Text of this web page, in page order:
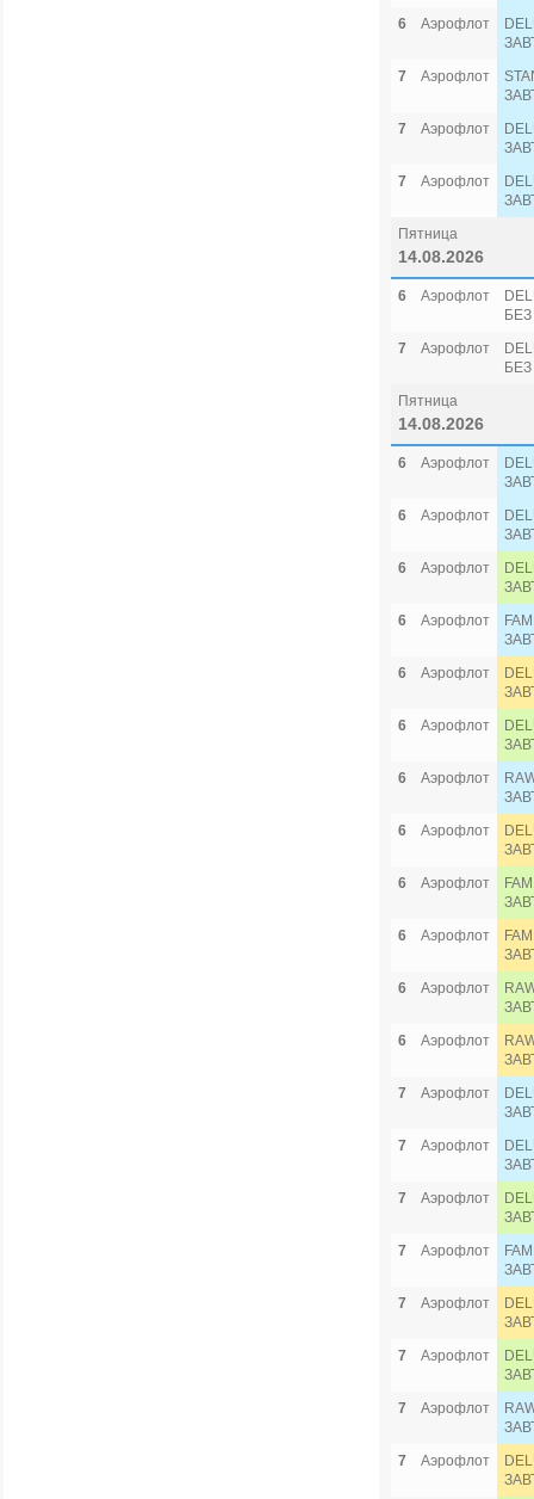
6
Аэрофлот
7
Аэрофлот
7
Аэрофлот
7
Аэрофлот
Пятница
14.08.2026
6 Аэрофлот
7
Аэрофлот
Пятница
14.08.2026
6 Аэрофлот
6
Аэрофлот
6
Аэрофлот
6
Аэрофлот
6
Аэрофлот
6
Аэрофлот
6
Аэрофлот
6
Аэрофлот
6
Аэрофлот
6
Аэрофлот
6
Аэрофлот
6
Аэрофлот
7
Аэрофлот
7
Аэрофлот
7
Аэрофлот
7
Аэрофлот
7
Аэрофлот
7
Аэрофлот
7
Аэрофлот
7
Аэрофлот